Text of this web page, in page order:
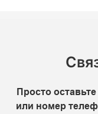
Просто
или номер